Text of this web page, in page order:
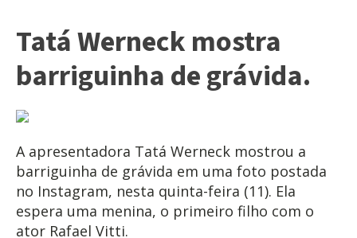
Tatá Werneck mostra
barriguinha de grávida.
A apresentadora Tatá Werneck mostrou a
barriguinha de grávida em uma foto postada
no Instagram, nesta quinta-feira (11). Ela
espera uma menina, o primeiro filho com o
ator Rafael Vitti.